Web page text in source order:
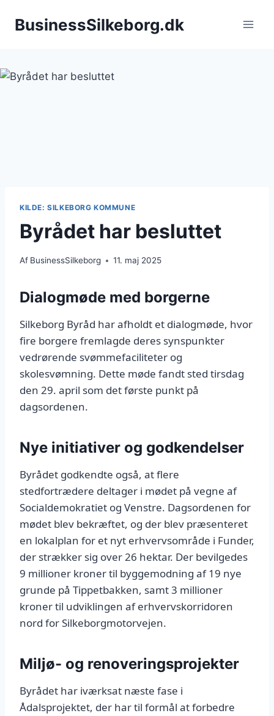
BusinessSilkeborg.dk
KILDE: SILKEBORG KOMMUNE
Byrådet har besluttet
Af BusinessSilkeborg 11. maj 2025
Dialogmøde med borgerne
Silkeborg Byråd har afholdt et dialogmøde, hvor
fire borgere fremlagde deres synspunkter
vedrørende svømmefaciliteter og
skolesvømning. Dette møde fandt sted tirsdag
den 29. april som det første punkt på
dagsordenen.
Nye initiativer og godkendelser
Byrådet godkendte også, at flere
stedfortrædere deltager i mødet på vegne af
Socialdemokratiet og Venstre. Dagsordenen for
mødet blev bekræftet, og der blev præsenteret
en lokalplan for et nyt erhvervsområde i Funder,
der strækker sig over 26 hektar. Der bevilgedes
9 millioner kroner til byggemodning af 19 nye
grunde på Tippetbakken, samt 3 millioner
kroner til udviklingen af erhvervskorridoren
nord for Silkeborgmotorvejen.
Miljø- og renoveringsprojekter
Byrådet har iværksat næste fase i
Ådalsprojektet, der har til formål at forbedre